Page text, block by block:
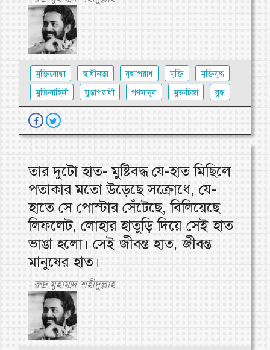
মুক্তিযোদ্ধা স্বাধীনতা যুদ্ধাপরাধ মুক্তি
মুক্তিযুদ্ধ
মুক্তিবাহিনী
যুদ্ধাপরাধী গণমানুষ মুক্তচিন্তা যুদ্ধ
তার দুটো হাত- মুষ্টিবদ্ধ যে-হাত মিছিলে
পতাকার মতো উড়েছে সক্রোধে, যে-
হাতে সে পোস্টার সেঁটেছে, বিলিয়েছে
লিফলেট, লোহার হাতুড়ি দিয়ে সেই হাত
ভাঙা হলো। সেই জীবন্ত হাত, জীবন্ত
মানুষের হাত।
- রুদ্র মুহাম্মদ শহীদুল্লাহ